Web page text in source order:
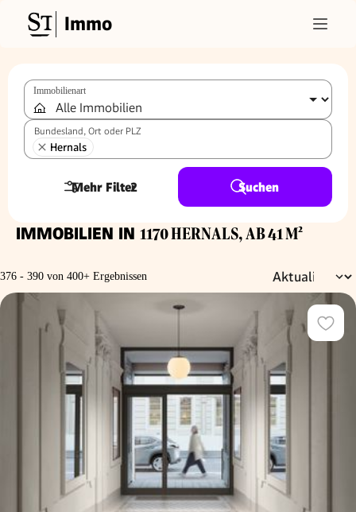
Immo
Immobilienart
Bundesland, Ort oder PLZ
Hernals
Mehr Filter
2 Suchen
IMMOBILIEN IN 1170 HERNALS, AB 41 M²
376 - 390 von 400+ Ergebnissen